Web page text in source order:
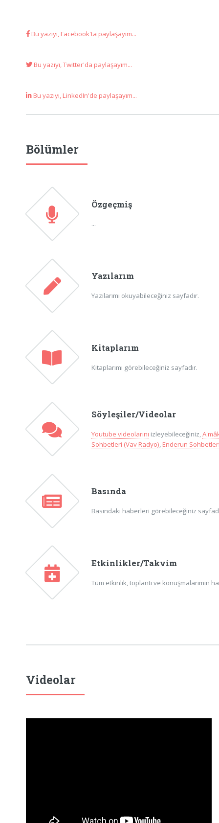
Bu yazıyı, Facebook'ta paylaşayım...
Bu yazıyı, Twitter'da paylaşayım...
Bu yazıyı, LinkedIn'de paylaşayım...
Bölümler
Özgeçmiş
...
Yazılarım
Yazılarımı okuyabileceğiniz sayfadır.
Kitaplarım
Kitaplarımı görebileceğiniz sayfadır.
Söyleşiler/Videolar
Youtube videolarını izleyebileceğiniz,
Sohbetleri (Vav Radyo),Enderun
Basında
Basındaki haberleri görebileceğiniz
Etkinlikler/Takvim
Tüm etkinlik, toplantı ve konuşmalarımın
Videolar